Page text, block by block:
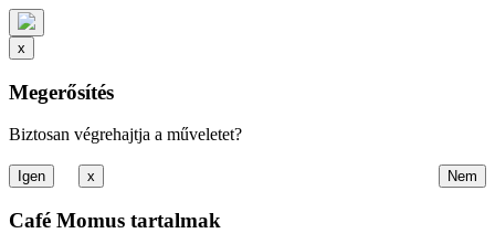
x
Megerősítés
Biztosan végrehajtja a műveletet?
x
Café Momus tartalmak